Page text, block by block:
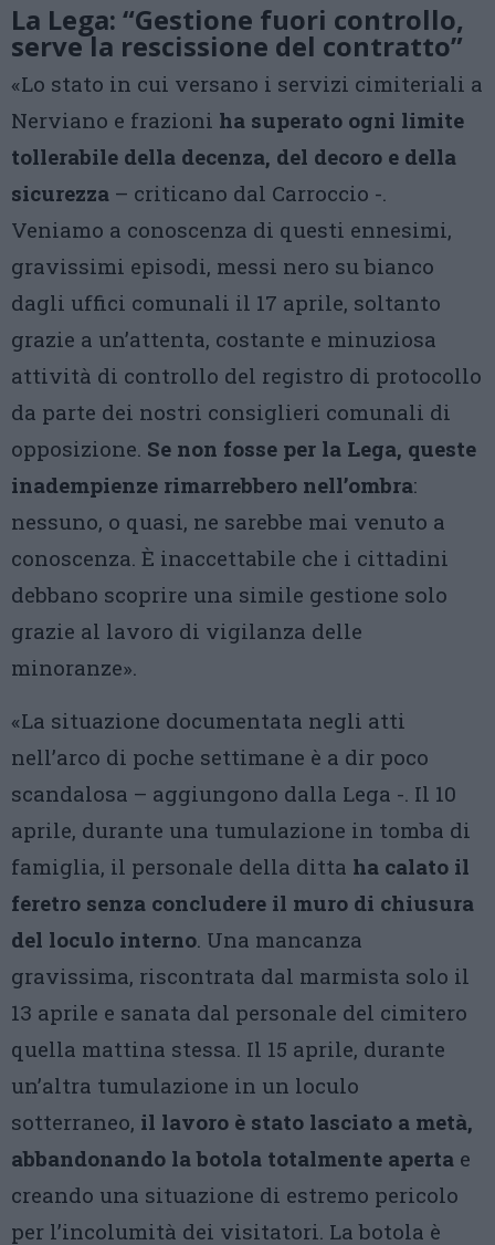
La Lega: “Gestione fuori controllo,
serve la rescissione del contratto”
«Lo stato in cui versano i servizi cimiteriali a
Nerviano e frazioni ha superato ogni limite
tollerabile della decenza, del decoro e della
sicurezza – criticano dal Carroccio -.
Veniamo a conoscenza di questi ennesimi,
gravissimi episodi, messi nero su bianco
dagli uffici comunali il 17 aprile, soltanto
grazie a un’attenta, costante e minuziosa
attività di controllo del registro di protocollo
da parte dei nostri consiglieri comunali di
opposizione. Se non fosse per la Lega, queste
inadempienze rimarrebbero nell’ombra:
nessuno, o quasi, ne sarebbe mai venuto a
conoscenza. È inaccettabile che i cittadini
debbano scoprire una simile gestione solo
grazie al lavoro di vigilanza delle
minoranze».
«La situazione documentata negli atti
nell’arco di poche settimane è a dir poco
scandalosa – aggiungono dalla Lega -. Il 10
aprile, durante una tumulazione in tomba di
famiglia, il personale della ditta ha calato il
feretro senza concludere il muro di chiusura
del loculo interno. Una mancanza
gravissima, riscontrata dal marmista solo il
13 aprile e sanata dal personale del cimitero
quella mattina stessa. Il 15 aprile, durante
un’altra tumulazione in un loculo
sotterraneo, il lavoro è stato lasciato a metà,
abbandonando la botola totalmente aperta e
creando una situazione di estremo pericolo
per l’incolumità dei visitatori. La botola è